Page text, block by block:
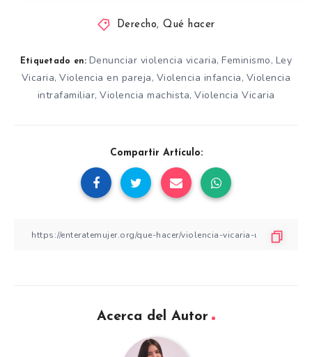
Derecho,Qué hacer
Etiquetado en: Denunciar violencia vicaria,Feminismo, Ley
Vicaria,Violencia en pareja, Violencia infancia, Violencia
intrafamiliar, Violencia machista, Violencia Vicaria
Compartir Artículo:
Acerca del Autor